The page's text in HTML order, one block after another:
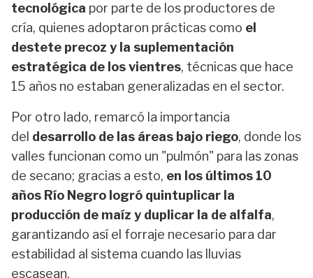
tecnológica por parte de los productores de
cría, quienes adoptaron prácticas como el
destete precoz y la suplementación
estratégica de los vientres, técnicas que hace
15 años no estaban generalizadas en el sector.
Por otro lado, remarcó la importancia
del desarrollo de las áreas bajo riego, donde los
valles funcionan como un "pulmón" para las zonas
de secano; gracias a esto, en los últimos 10
años Río Negro logró quintuplicar la
producción de maíz y duplicar la de alfalfa,
garantizando así el forraje necesario para dar
estabilidad al sistema cuando las lluvias
escasean.